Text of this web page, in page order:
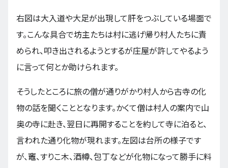
右図は大入道や大足が出現して肝をつぶしている場面で
す。こんな具合で坊主たちは村に逃げ帰り村人たちに責
められ、叩き出されるようとするが庄屋が許してやるよう
に言って何とか助けられます。
そうしたところに旅の僧が通りがかり村人から古寺の化
物の話を聞くこととなります。かくて僧は村人の案内で山
奥の寺に赴き、翌日に再開することを約して寺に泊ると、
言われた通り化物が現れます。左図は台所の様子です
が、竈、すりこ木、酒樽、包丁などが化物になって勝手に料